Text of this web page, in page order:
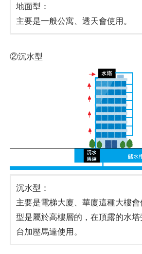
地面型：
主要是一般公寓、透天會使用。
②沉水型
沉水型：
主要是電梯大廈、華廈這種大樓
型是屬於高樓層的，在頂露的水
台加壓馬達使用。